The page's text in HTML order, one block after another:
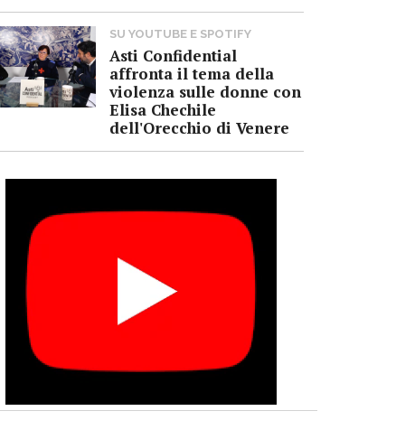
SU YOUTUBE E SPOTIFY
Asti Confidential
affronta il tema della
violenza sulle donne con
Elisa Chechile
dell'Orecchio di Venere